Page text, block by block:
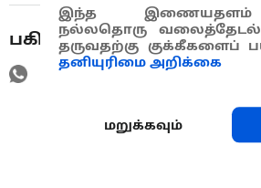
பகிரவும்
இந்த இணையதளம்
நல்லதொரு
தருவதற்கு குக்கீகளைப்
தனியுரிமை அறிக்கை
மறுக்கவும்